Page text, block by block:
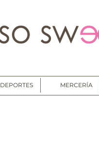
DEPORTES MERCERÍA